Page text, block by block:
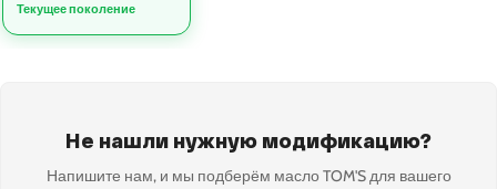
Текущее поколение
Не нашли нужную модификацию?
Напишите нам, и мы подберём масло TOM'S для вашего